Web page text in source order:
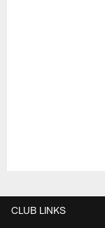
CLUB LINKS